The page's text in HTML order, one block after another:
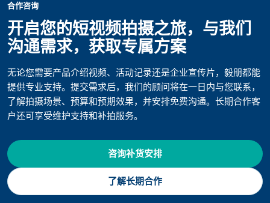
合作咨询
开启您的短视频拍摄之旅，与我们
沟通需求，获取专属方案
无论您需要产品介绍视频、活动记录还是企业宣传片，毅朋都能
提供专业支持。提交需求后，我们的顾问将在一日内与您联系，
了解拍摄场景、预算和预期效果，并安排免费沟通。长期合作客
户还可享受维护支持和补拍服务。
咨询补货安排
了解长期合作